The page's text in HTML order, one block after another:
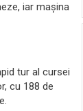
iar mașina
tur al cursei
cu 188 de